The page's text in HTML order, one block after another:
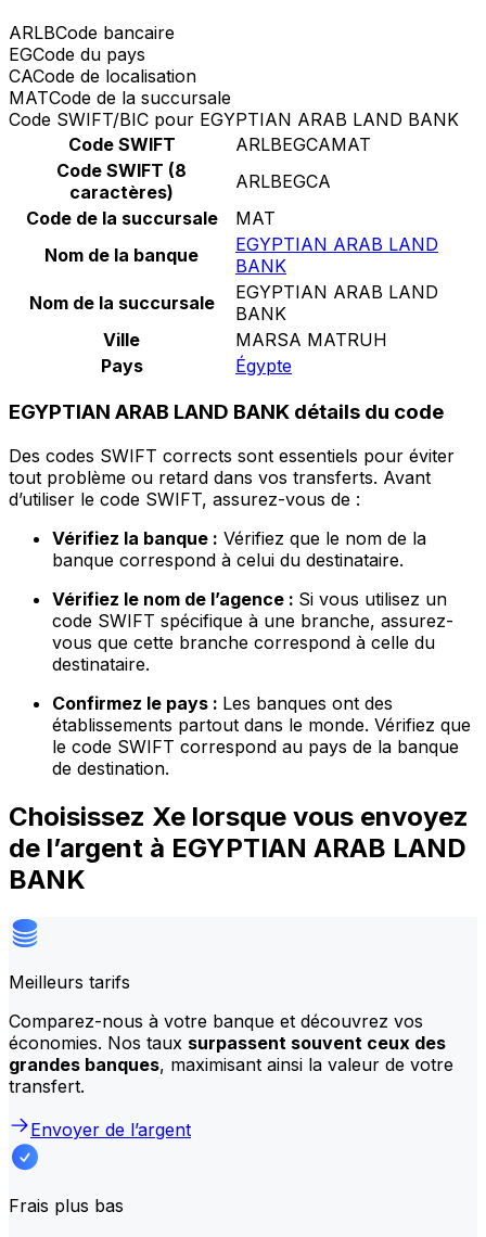
ARLBCode bancaire
EGCode du pays
CACode de localisation
MATCode de la succursale
Code SWIFT/BIC pour EGYPTIAN ARAB LAND BANK
Code SWIFT
ARLBEGCAMAT
Code SWIFT (8
caractères)
ARLBEGCA
Code de la succursale
MAT
Nom de la banque
EGYPTIAN ARAB LAND
BANK
Nom de la succursale
EGYPTIAN ARAB LAND
BANK
Ville
MARSA MATRUH
Pays
Égypte
EGYPTIAN ARAB LAND BANK détails du code
Des codes SWIFT corrects sont essentiels pour éviter
tout problème ou retard dans vos transferts. Avant
d’utiliser le code SWIFT, assurez-vous de :
Vérifiez la banque : Vérifiez que le nom de la
banque correspond à celui du destinataire.
Vérifiez le nom de l’agence : Si vous utilisez un
code SWIFT spécifique à une branche, assurez-
vous que cette branche correspond à celle du
destinataire.
Confirmez le pays : Les banques ont des
établissements partout dans le monde. Vérifiez que
le code SWIFT correspond au pays de la banque
de destination.
Choisissez Xe lorsque vous envoyez
de l’argent à EGYPTIAN ARAB LAND
BANK
Meilleurs tarifs
Comparez-nous à votre banque et découvrez vos
économies. Nos taux surpassent souvent ceux des
grandes banques, maximisant ainsi la valeur de votre
transfert.
Envoyer de l’argent
Frais plus bas